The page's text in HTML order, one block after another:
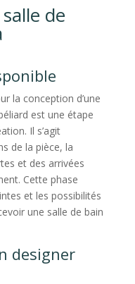
de
la conception d’une
est une étape
Il s’agit
de la pièce, la
et des arrivées
Cette phase
et les possibilités
une salle de bain
designer